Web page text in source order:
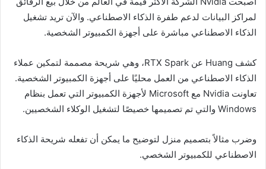
لمراكز البيانات لدعم طفرة الذكاء الاصطناعي. والآن تريد تشغيل
الذكاء الاصطناعي مباشرة على أجهزة الكمبيوتر الشخصية.
كشف Huang عن RTX Spark، وهي شريحة مصممة لتمكين عملاء
الذكاء الاصطناعي من العمل محليًا على أجهزة الكمبيوتر الشخصية.
تعاونت Nvidia مع Microsoft لأجهزة الكمبيوتر التي تعمل بنظام
Windows والتي تم تصميمها خصيصًا لتشغيل الوكلاء الشخصيين.
وضرب مثالاً بتصميم منزل لتوضيح ما يمكن أن تفعله شريحة الذكاء
الاصطناعي للكمبيوتر الشخصي.